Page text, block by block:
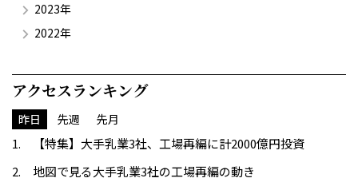
2023年
2022年
アクセスランキング
昨日 先週 先月
【特集】大手乳業3社、工場再編に計2000億円投資
地図で見る大手乳業3社の工場再編の動き